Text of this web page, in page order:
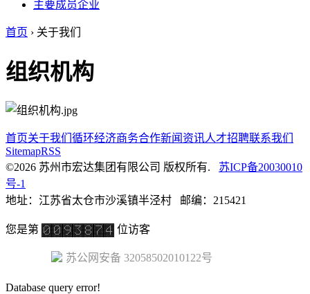
主要成员企业
首页 › 关于我们
组织机构
首页关于我们 循环经济商务合作新闻资讯人才招聘联系我们
SitemapRSS
©2026 苏州市宏达集团有限公司 版权所有. 苏ICP备20030010
号-1
地址：江苏省太仓市沙溪镇半泾村 邮编：215421
您是第 位访客
苏公网安备 32058502010122号
Database query error!